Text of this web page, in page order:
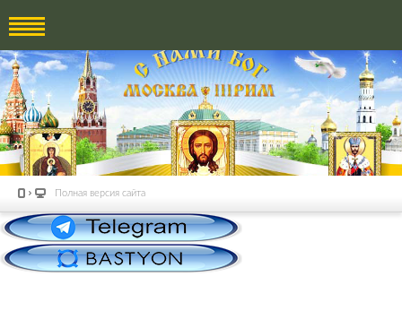
Полная версия сайта